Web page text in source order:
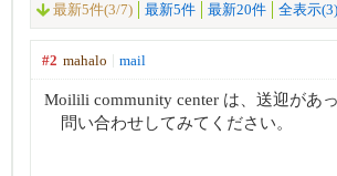
最新5件(3/7) 最新5件 最新20件 全表示(3)
#2 mahalo mail
Moilili community center は、送迎があ
問い合わせしてみてください。